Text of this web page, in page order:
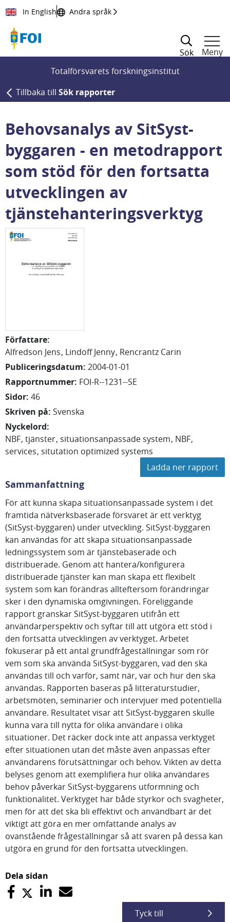
Till innehållet
In English Andra språk
Sök
Meny
Totalförsvarets forskningsinstitut
Tillbaka till Sök rapporter
Behovsanalys av SitSyst-
byggaren - en metodrapport
som stöd för den fortsatta
utvecklingen av
tjänstehanteringsverktyg
Författare:
Alfredson Jens Lindoff Jenny Rencrantz Carin
Publiceringsdatum: 2004-01-01
Rapportnummer: FOI-R--1231--SE
Sidor: 46
Skriven på: Svenska
Nyckelord:
NBF tjänster situationsanpassade system NBF
services situtation optimized systems
Ladda ner rapport
Sammanfattning
För att kunna skapa situationsanpassade system i det
framtida nätverksbaserade försvaret är ett verktyg
(SitSyst-byggaren) under utveckling. SitSyst-byggaren
kan användas för att skapa situationsanpassade
ledningssystem som är tjänstebaserade och
distribuerade. Genom att hantera/konfigurera
distribuerade tjänster kan man skapa ett flexibelt
system som kan förändras allteftersom förändringar
sker i den dynamiska omgivningen. Föreliggande
rapport granskar SitSyst-byggaren utifrån ett
användarperspektiv och syftar till att utgöra ett stöd i
den fortsatta utvecklingen av verktyget. Arbetet
fokuserar på ett antal grundfrågeställningar som rör
vem som ska använda SitSyst-byggaren, vad den ska
användas till och varför, samt när, var och hur den ska
användas. Rapporten baseras på litteraturstudier,
arbetsmöten, seminarier och intervjuer med potentiella
användare. Resultatet visar att SitSyst-byggaren skulle
kunna vara till nytta för olika användare i olika
situationer. Det räcker dock inte att anpassa verktyget
efter situationen utan det måste även anpassas efter
användarens förutsättningar och behov. Vikten av detta
belyses genom att exemplifiera hur olika användares
behov påverkar SitSyst-byggarens utformning och
funktionalitet. Verktyget har både styrkor och svagheter,
men för att det ska bli effektivt och användbart är det
viktigt att göra en mer omfattande analys av
ovanstående frågeställningar så att svaren på dessa kan
utgöra en grund för den fortsatta utvecklingen.
Dela sidan
Tyck till